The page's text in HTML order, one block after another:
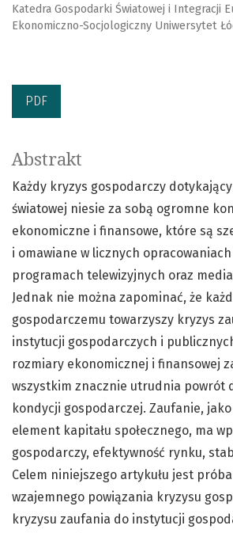
Katedra Gospodarki Światowej i Integracji
Ekonomiczno-Socjologiczny Uniwersytet
PDF
Abstrakt
Każdy kryzys gospodarczy
światowej niesie za sobą ogromne
ekonomiczne i finansowe, które są
i omawiane w licznych
programach telewizyjnych oraz
Jednak nie można zapominać, że
gospodarczemu towarzyszy kryzys
instytucji gospodarczych i
rozmiary ekonomicznej i finansowej
wszystkim znacznie utrudnia powrót
kondycji gospodarczej. Zaufanie,
element kapitału społecznego, ma
gospodarczy, efektywność rynku,
Celem niniejszego artykułu jest
wzajemnego powiązania kryzysu
kryzysu zaufania do instytucji